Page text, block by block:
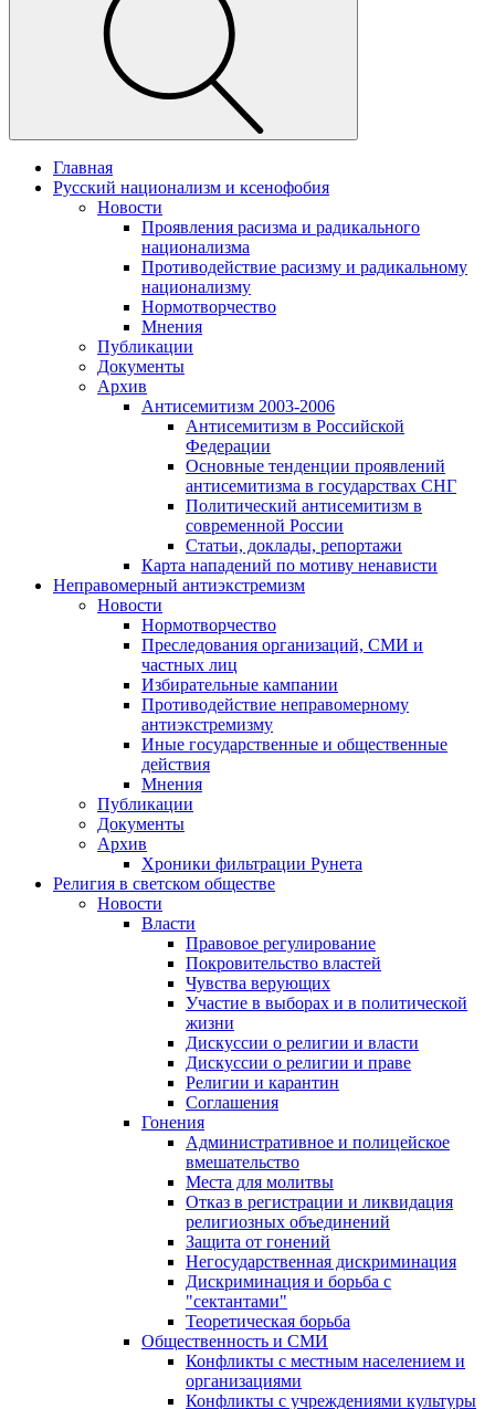
Главная
Русский национализм и ксенофобия
Новости
Проявления расизма и радикального
национализма
Противодействие расизму и радикальному
национализму
Нормотворчество
Мнения
Публикации
Документы
Архив
Антисемитизм 2003-2006
Антисемитизм в Российской
Федерации
Основные тенденции проявлений
антисемитизма в государствах СНГ
Политический антисемитизм в
современной России
Статьи, доклады, репортажи
Карта нападений по мотиву ненависти
Неправомерный антиэкстремизм
Новости
Нормотворчество
Преследования организаций, СМИ и
частных лиц
Избирательные кампании
Противодействие неправомерному
антиэкстремизму
Иные государственные и общественные
действия
Мнения
Публикации
Документы
Архив
Хроники фильтрации Рунета
Религия в светском обществе
Новости
Власти
Правовое регулирование
Покровительство властей
Чувства верующих
Участие в выборах и в политической
жизни
Дискуссии о религии и власти
Дискуссии о религии и праве
Религии и карантин
Соглашения
Гонения
Административное и полицейское
вмешательство
Места для молитвы
Отказ в регистрации и ликвидация
религиозных объединений
Защита от гонений
Негосударственная дискриминация
Дискриминация и борьба с
"сектантами"
Теоретическая борьба
Общественность и СМИ
Конфликты с местным населением и
организациями
Конфликты с учреждениями культуры